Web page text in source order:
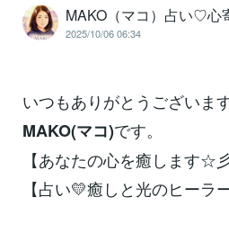
MAKO（マコ）占い♡心
2025/10/06 06:34
いつもありがとうございま
MAKO(マコ)です。
【あなたの心を癒します☆
【占い💛癒しと光のヒーラー